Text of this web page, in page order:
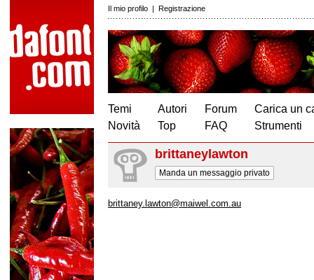
Il mio profilo | Registrazione
Temi
Novità
Autori
Top
Forum
FAQ
Carica un
Strumenti
brittaneylawton
Manda un messaggio privato
brittaney.lawton@maiwel.com.au